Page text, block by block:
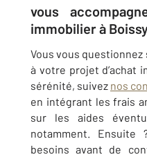
vous
immobilier à
Vous vous
à votre projet d’achat
sérénité, suivez nos
en intégrant les frais
sur les aides
notamment.
besoins avant de